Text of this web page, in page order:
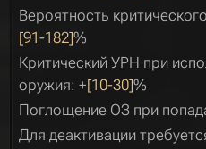
Вероятность
[91-182]%
Критический УРН при
оружия: +[10-30]%
Поглощение ОЗ при
Для деактивации